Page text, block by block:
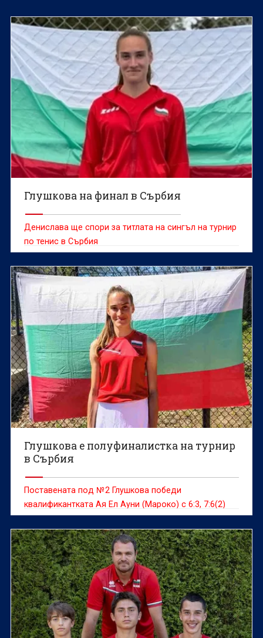
Глушкова на финал в Сърбия
Денислава ще спори за титлата на сингъл на турнир
по тенис в Сърбия
Глушкова е полуфиналистка на турнир
в Сърбия
Поставената под №2 Глушкова победи
квалификантката Ая Ел Ауни (Мароко) с 6:3, 7:6(2)